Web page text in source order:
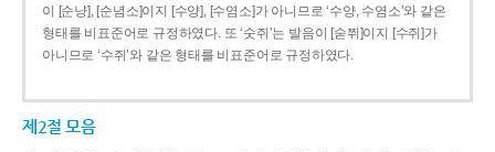
이 [순냥], [순념소]이지 [수양], [수염소]가 아니므로 ‘수양, 수염소’와 같은
형태를 비표준어로 규정하였다. 또 ‘숫쥐’는 발음이 [숟쮜]이지 [수쥐]가
아니므로 ‘수쥐’와 같은 형태를 비표준어로 규정하였다.
제2절 모음